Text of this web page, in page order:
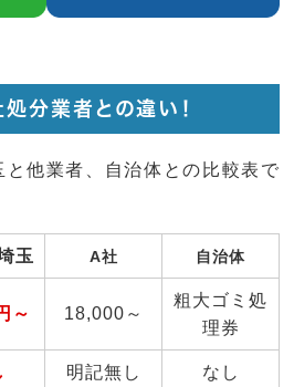
分業者との違い！
他業者、自治体との比較表で
玉 A社 自治体
～ 18,000～
粗大ゴミ処
理券
明記無し なし